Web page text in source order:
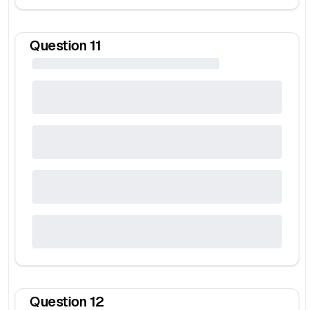
Question 11
Question 12